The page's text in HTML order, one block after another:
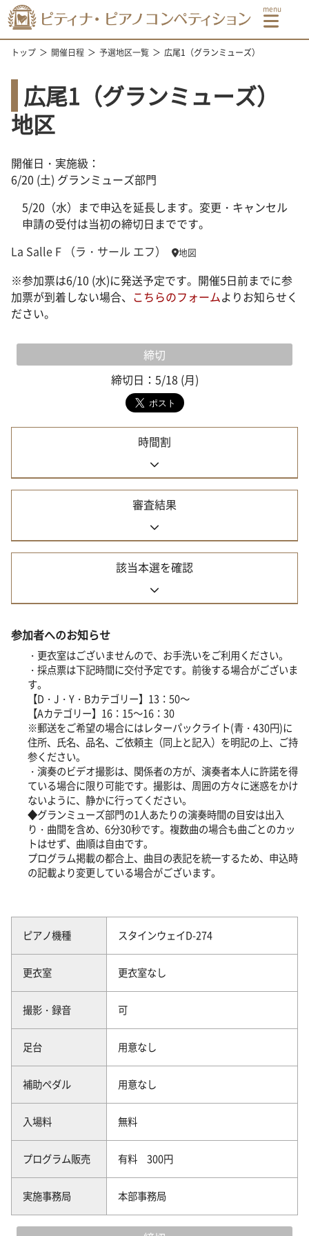
トップ 開催日程 予選地区一覧 広尾1（グランミューズ）
広尾1（グランミューズ）
地区
開催日・実施級：
6/20 (土) グランミューズ部門
5/20（水）まで申込を延長します。変更・キャンセル
申請の受付は当初の締切日までです。
La Salle F （ラ・サール エフ）
地図
※参加票は6/10 (水)に発送予定です。開催5日前までに参
加票が到着しない場合、 こちらのフォームよりお知らせく
ださい。
締切
締切日：5/18 (月)
時間割
審査結果
該当本選を確認
参加者へのお知らせ
・更衣室はございませんので、お手洗いをご利用ください。
・採点票は下記時間に交付予定です。前後する場合がございま
す。
【D・J・Y・Bカテゴリー】13：50～
【Aカテゴリー】16：15～16：30
※郵送をご希望の場合にはレターパックライト(青・430円)に
住所、氏名、品名、ご依頼主（同上と記入）を明記の上、ご持
参ください。
・演奏のビデオ撮影は、関係者の方が、演奏者本人に許諾を得
ている場合に限り可能です。撮影は、周囲の方々に迷惑をかけ
ないように、静かに行ってください。
◆グランミューズ部門の1人あたりの演奏時間の目安は出入
り・曲間を含め、6分30秒です。複数曲の場合も曲ごとのカッ
トはせず、曲順は自由です。
プログラム掲載の都合上、曲目の表記を統一するため、申込時
の記載より変更している場合がございます。
ピアノ機種 スタインウェイD-274
更衣室 更衣室なし
撮影・録音 可
足台 用意なし
補助ペダル 用意なし
入場料 無料
プログラム販売 有料 300円
実施事務局 本部事務局